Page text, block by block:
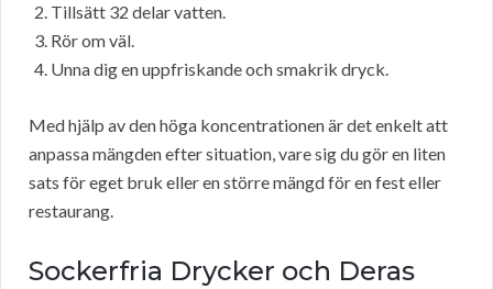
Tillsätt 32 delar vatten.
Rör om väl.
Unna dig en uppfriskande och smakrik dryck.
Med hjälp av den höga koncentrationen är det enkelt att
anpassa mängden efter situation, vare sig du gör en liten
sats för eget bruk eller en större mängd för en fest eller
restaurang.
Sockerfria Drycker och Deras